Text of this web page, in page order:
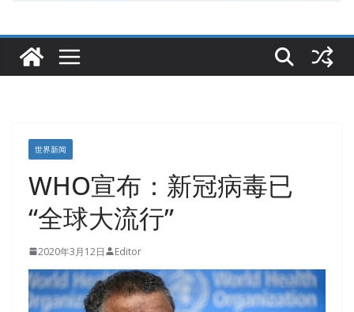
世界新闻
WHO宣布：新冠病毒已
“全球大流行”
2020年3月12日 Editor